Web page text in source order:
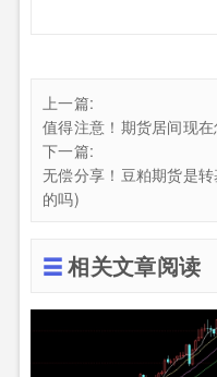
上一篇:
值得注意！期货居间现
下一篇:
无偿分享！豆粕期货是
的吗)
相关文章阅读